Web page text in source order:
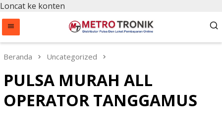
Loncat ke konten
Beranda Uncategorized
PULSA MURAH ALL
OPERATOR TANGGAMUS